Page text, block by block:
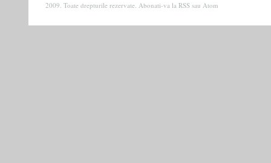
2009. Toate drepturile rezervate. Abonati-va la RSS sau Atom